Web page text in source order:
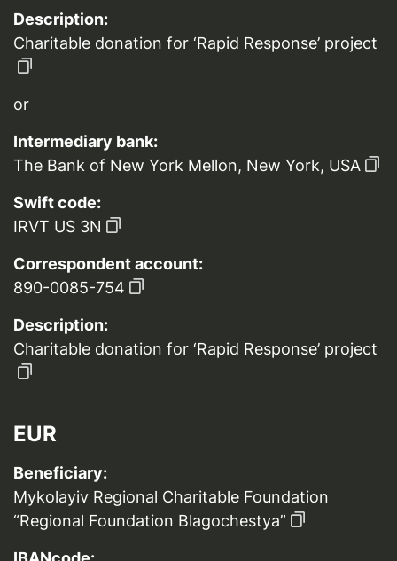
Description:
Charitable donation for ‘Rapid Response’ project
or
Intermediary bank:
The Bank of New York Mellon, New York, USA
Swift code:
IRVT US 3N
Correspondent account:
890-0085-754
Description:
Charitable donation for ‘Rapid Response’ project
EUR
Beneficiary:
Mykolayiv Regional Charitable Foundation
“Regional Foundation Blagochestya”